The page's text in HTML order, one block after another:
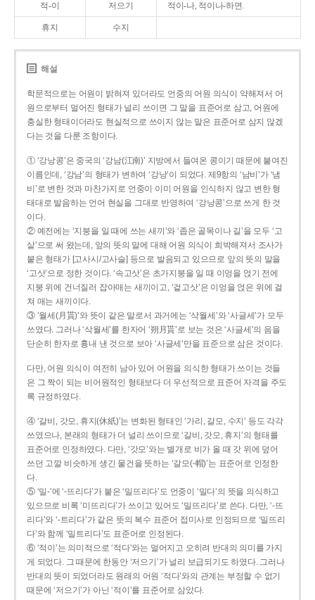
적-이 저으기 적이-나, 적이나-하면.
휴지 수지
해설
학문적으로는 어원이 밝혀져 있더라도 언중의 어원 의식이 약해져서 어
원으로부터 멀어진 형태가 널리 쓰이면 그 말을 표준어로 삼고, 어원에
충실한 형태이더라도 현실적으로 쓰이지 않는 말은 표준어로 삼지 않겠
다는 것을 다룬 조항이다.
① ‘강낭콩’은 중국의 ‘강남(江南)’ 지방에서 들여온 콩이기 때문에 붙여진
이름인데, ‘강남’의 형태가 변하여 ‘강낭’이 되었다. 제9항의 ‘남비’가 ‘냄
비’로 변한 것과 마찬가지로 언중이 이미 어원을 인식하지 않고 변한 형
태대로 발음하는 언어 현실을 그대로 반영하여 ‘강낭콩’으로 쓰게 한 것
이다.
② 예전에는 ‘지붕을 일 때에 쓰는 새끼’와 ‘좁은 골목이나 길’을 모두 ‘고
샅’으로 써 왔는데, 앞의 뜻의 말에 대해 어원 의식이 희박해져서 조사가
붙은 형태가 [고사시/고사슬] 등으로 발음되고 있으므로 앞의 뜻의 말을
‘고삿’으로 정한 것이다. ‘속고삿’은 초가지붕을 일 때 이엉을 얹기 전에
지붕 위에 건너질러 잡아매는 새끼이고, ‘겉고삿’은 이엉을 얹은 위에 걸
쳐 매는 새끼이다.
③ ‘월세(月貰)’와 뜻이 같은 말로서 과거에는 ‘삭월세’와 ‘사글세’가 모두
쓰였다. 그러나 ‘삭월세’를 한자어 ‘朔月貰’로 보는 것은 ‘사글세’의 음을
단순히 한자로 흉내 낸 것으로 보아 ‘사글세’만을 표준으로 삼은 것이다.
다만, 어원 의식이 여전히 남아 있어 어원을 의식한 형태가 쓰이는 것들
은 그 짝이 되는 비어원적인 형태보다 더 우선적으로 표준어 자격을 주도
록 규정하였다.
④ ‘갈비, 갓모, 휴지(休紙)’는 변화된 형태인 ‘가리, 갈모, 수지’ 등도 각각
쓰였으나, 본래의 형태가 더 널리 쓰이므로 ‘갈비, 갓모, 휴지’의 형태를
표준어로 인정하였다. 다만, ‘갓모’와는 별개로 비가 올 때 갓 위에 덮어
쓰던 고깔 비슷하게 생긴 물건을 뜻하는 ‘갈모(-帽)’는 표준어로 인정한
다.
⑤ ‘밀-’에 ‘-뜨리다’가 붙은 ‘밀뜨리다’도 언중이 ‘밀다’의 뜻을 의식하고
있으므로 비록 ‘미뜨리다’가 쓰이고 있어도 ‘밀뜨리다’로 쓴다. 다만, ‘-뜨
리다’와 ‘-트리다’가 같은 뜻의 복수 표준어 접미사로 인정되므로 ‘밀뜨리
다’와 함께 ‘밀트리다’도 표준어로 인정된다.
⑥ ‘적이’는 의미적으로 ‘적다’와는 멀어지고 오히려 반대의 의미를 가지
게 되었다. 그 때문에 한동안 ‘저으기’가 널리 보급되기도 하였다. 그러나
반대의 뜻이 되었더라도 원래의 어원 ‘적다’와의 관계는 부정할 수 없기
때문에 ‘저으기’가 아닌 ‘적이’를 표준어로 삼았다.